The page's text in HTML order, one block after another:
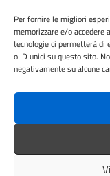
Per fornire le migliori
memorizzare e/o accedere
tecnologie ci permetterà di
o ID unici su questo sito.
negativamente su alcune
Amministrazione
Informativa privacy
Cookie Policy (UE)
Dichiarazione di
SEGUICI SU